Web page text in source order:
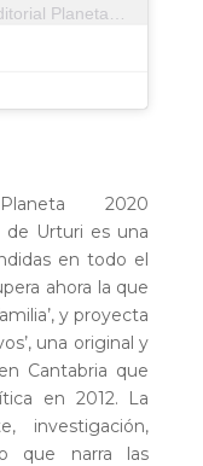
Una publicación compartida por Editorial Planeta (@editorialplaneta)
2020
de Urturi es una
en todo el
ahora la que
y proyecta
una original y
Cantabria que
en 2012. La
investigación,
que narra las